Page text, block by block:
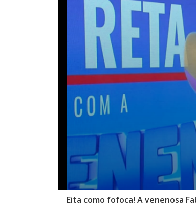
Eita como fofoca! A venenosa